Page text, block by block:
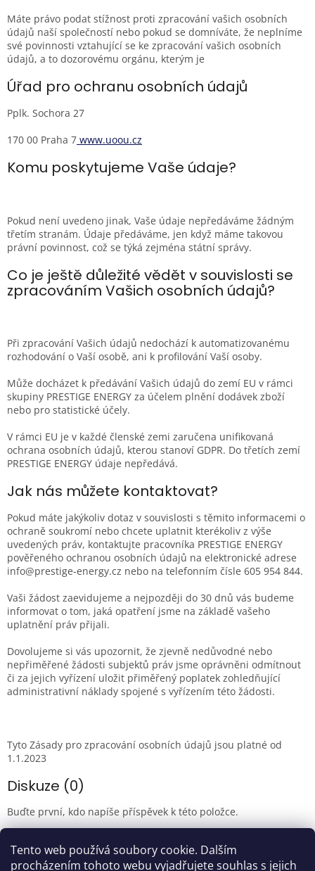
Tento web používá soubory cookie. Dalším
procházením tohoto webu vyjadřujete souhlas s jejich
Máte právo podat stížnost proti zpracování vašich osobních
údajů naší společností nebo pokud se domníváte, že neplníme
své povinnosti vztahující se ke zpracování vašich osobních
údajů, a to dozorovému orgánu, kterým je
Úřad pro ochranu osobních údajů
Pplk. Sochora 27
170 00 Praha 7 www.uoou.cz
Komu poskytujeme Vaše údaje?
Pokud není uvedeno jinak, Vaše údaje nepředáváme žádným
třetím stranám. Údaje předáváme, jen když máme takovou
právní povinnost, což se týká zejména státní správy.
Co je ještě důležité vědět v souvislosti se
zpracováním Vašich osobních údajů?
Při zpracování Vašich údajů nedochází k automatizovanému
rozhodování o Vaší osobě, ani k profilování Vaší osoby.
Může docházet k předávání Vašich údajů do zemí EU v rámci
skupiny PRESTIGE ENERGY za účelem plnění dodávek zboží
nebo pro statistické účely.
V rámci EU je v každé členské zemi zaručena unifikovaná
ochrana osobních údajů, kterou stanoví GDPR. Do třetích zemí
PRESTIGE ENERGY údaje nepředává.
Jak nás můžete kontaktovat?
Pokud máte jakýkoliv dotaz v souvislosti s těmito informacemi o
ochraně soukromí nebo chcete uplatnit kterékoliv z výše
uvedených práv, kontaktujte pracovníka PRESTIGE ENERGY
pověřeného ochranou osobních údajů na elektronické adrese
info@prestige-energy.cz nebo na telefonním čísle 605 954 844.
Vaši žádost zaevidujeme a nejpozději do 30 dnů vás budeme
informovat o tom, jaká opatření jsme na základě vašeho
uplatnění práv přijali.
Dovolujeme si vás upozornit, že zjevně nedůvodné nebo
nepřiměřené žádosti subjektů práv jsme oprávněni odmítnout
či za jejich vyřízení uložit přiměřený poplatek zohledňující
administrativní náklady spojené s vyřízením této žádosti.
Tyto Zásady pro zpracování osobních údajů jsou platné od
1.1.2023
Diskuze (0)
Buďte první, kdo napíše příspěvek k této položce.
přihlaste senebo seregistrujte.